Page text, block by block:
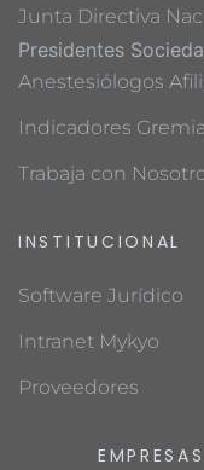
Junta Directiva
Presidentes
Anestesiólogos
Indicadores
Trabaja con
INSTITUCIONAL
Software Jurídico
Intranet Mykyo
Proveedores